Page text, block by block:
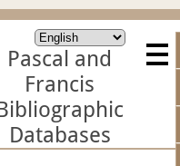
Pascal and
Francis
Databases